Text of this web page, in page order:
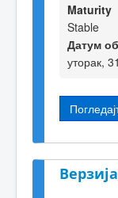
Maturity
Stable
Датум
уторак,